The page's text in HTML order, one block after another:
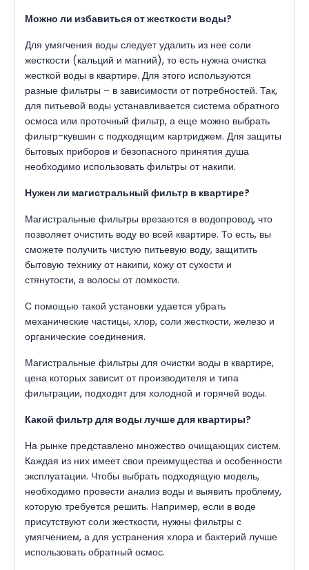
Можно ли избавиться от жесткости воды?
Для умягчения воды следует удалить из нее соли
жесткости (кальций и магний), то есть нужна очистка
жесткой воды в квартире. Для этого используются
разные фильтры – в зависимости от потребностей. Так,
для питьевой воды устанавливается система обратного
осмоса или проточный фильтр, а еще можно выбрать
фильтр-кувшин с подходящим картриджем. Для защиты
бытовых приборов и безопасного принятия душа
необходимо использовать фильтры от накипи.
Нужен ли магистральный фильтр в квартире?
Магистральные фильтры врезаются в водопровод, что
позволяет очистить воду во всей квартире. То есть, вы
сможете получить чистую питьевую воду, защитить
бытовую технику от накипи, кожу от сухости и
стянутости, а волосы от ломкости.
С помощью такой установки удается убрать
механические частицы, хлор, соли жесткости, железо и
органические соединения.
Магистральные фильтры для очистки воды в квартире,
цена которых зависит от производителя и типа
фильтрации, подходят для холодной и горячей воды.
Какой фильтр для воды лучше для квартиры?
На рынке представлено множество очищающих систем.
Каждая из них имеет свои преимущества и особенности
эксплуатации. Чтобы выбрать подходящую модель,
необходимо провести анализ воды и выявить проблему,
которую требуется решить. Например, если в воде
присутствуют соли жесткости, нужны фильтры с
умягчением, а для устранения хлора и бактерий лучше
использовать обратный осмос.